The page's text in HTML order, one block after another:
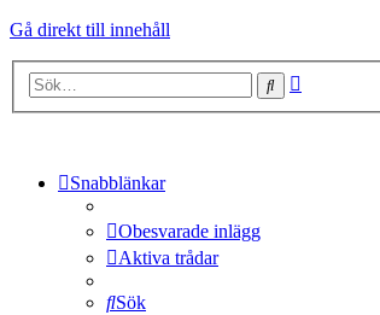
Gå direkt till innehåll
Sök
Snabblänkar
Obesvarade inlägg
Aktiva trådar
Sök